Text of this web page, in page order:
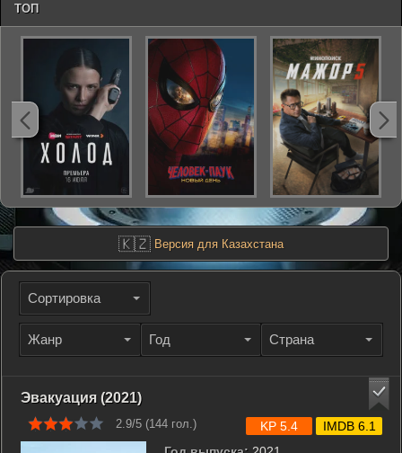
🇰🇿 Версия для Казахстана
Сортировка
Жанр Год Страна
Эвакуация (2021)
2.9/5 (144 гол.) KP 5.4 IMDB 6.1
ТОП